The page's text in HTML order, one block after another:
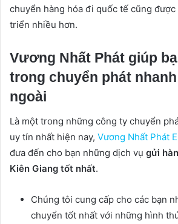
chuyển hàng hóa đi quốc tế cũng
triển nhiều hơn.
Vương Nhất Phát giúp
trong chuyển phát
ngoài
Là một trong những công ty chuyển
uy tín nhất hiện nay, Vương Nhất Phát
đưa đến cho bạn những dịch vụ gửi
Kiên Giang tốt nhất.
Chúng tôi cung cấp cho các bạn
chuyển tốt nhất với những hình